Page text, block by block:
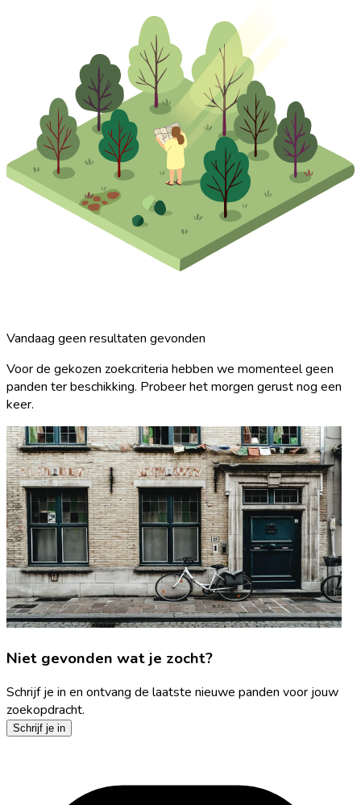
Vandaag geen resultaten gevonden
Voor de gekozen zoekcriteria hebben we momenteel geen
panden ter beschikking. Probeer het morgen gerust nog een
keer.
Niet gevonden wat je zocht?
Schrijf je in en ontvang de laatste nieuwe panden voor jouw
zoekopdracht.
Schrijf je in